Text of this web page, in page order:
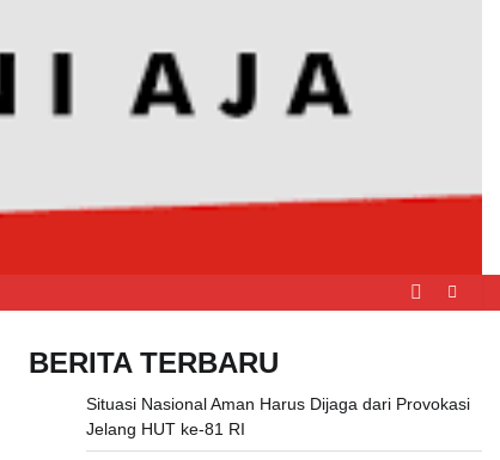
BERITA TERBARU
Situasi Nasional Aman Harus Dijaga dari Provokasi
Jelang HUT ke-81 RI